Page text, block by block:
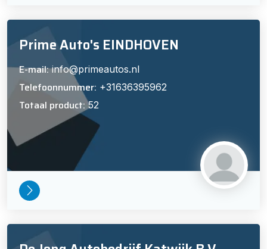
Prime Auto's EINDHOVEN
E-mail:info@primeautos.nl
Telefoonnummer: +31636395962
Totaal product: 52